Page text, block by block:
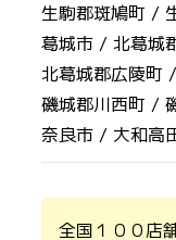
生駒郡斑鳩町 /
葛城市 /北葛城
北葛城郡広陵
磯城郡川西町 /
奈良市 / 大和高
全国１００店